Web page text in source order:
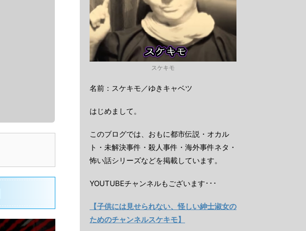
スケキモ
名前：スケキモ／ゆきキャベツ
はじめまして。
このブログでは、おもに都市伝説・オカル
ト・未解決事件・殺人事件・海外事件ネタ・
怖い話シリーズなどを掲載しています。
YOUTUBEチャンネルもございます･･･
【子供には見せられない、怪しい紳士淑女の
ためのチャンネルスケキモ】